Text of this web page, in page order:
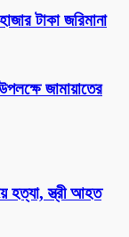
টাকা জরিমানা
জামায়াতের
হত্যা, স্ত্রী আহত